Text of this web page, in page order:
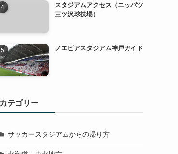
スタジアムアクセス（ニッパツ
三ツ沢球技場）
ノエビアスタジアム神戸ガイド
カテゴリー
サッカースタジアムからの帰り方